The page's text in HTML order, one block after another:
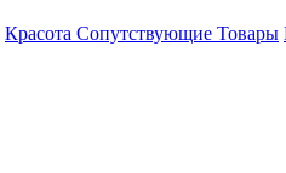
Красота Сопутствующие Товары